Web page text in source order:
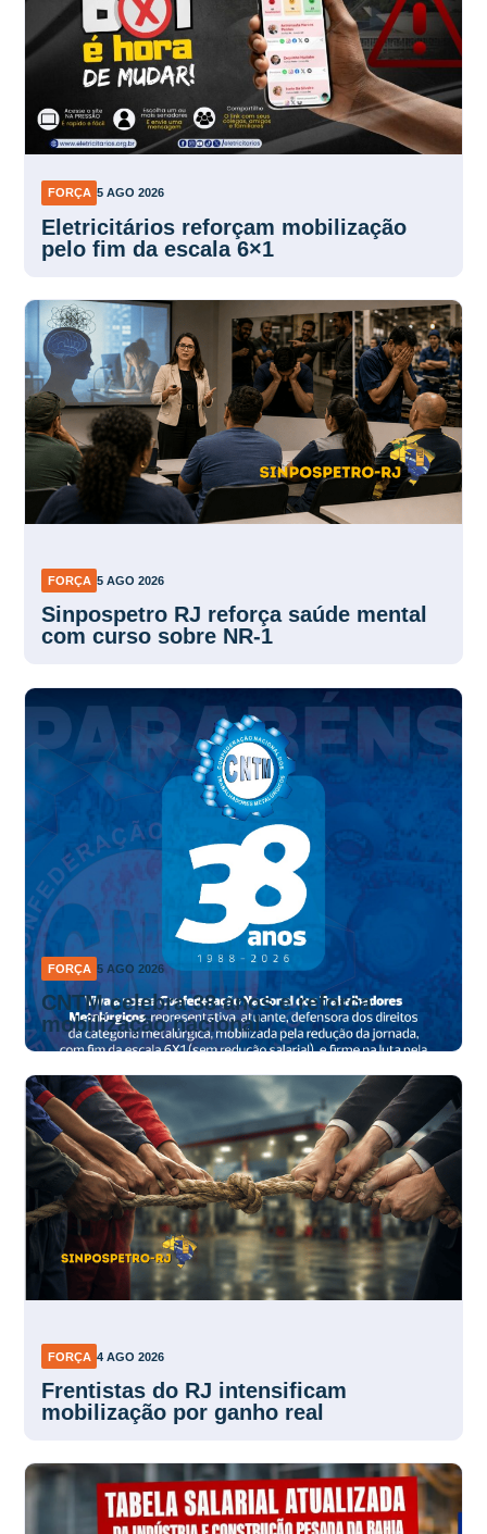
FORÇA 5 AGO 2026
Eletricitários reforçam mobilização
pelo fim da escala 6×1
FORÇA 5 AGO 2026
Sinpospetro RJ reforça saúde mental
com curso sobre NR-1
FORÇA 5 AGO 2026
CNTM celebra 38 anos e reforça
mobilização nacional
FORÇA 4 AGO 2026
Frentistas do RJ intensificam
mobilização por ganho real